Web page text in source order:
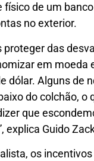
físico de um
no exterior.
proteger das
em moeda
dólar. Alguns de
do colchão, o
que
explica Guido
os incentivos